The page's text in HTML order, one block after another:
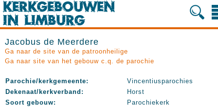
Jacobus de Meerdere
Ga naar de site van de patroonheilige
Ga naar site van het gebouw c.q. de parochie
Parochie/kerkgemeente:
Vincentiusparochies
Dekenaat/kerkverband:
Horst
Soort gebouw:
Parochiekerk